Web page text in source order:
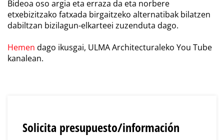
Bideoa oso argia eta erraza da eta norbere
etxebizitzako fatxada birgaitzeko alternatibak bilatzen
dabiltzan bizilagun-elkarteei zuzenduta dago.
Hemen dago ikusgai, ULMA Architecturaleko You Tube
kanalean.
Solicita presupuesto/información